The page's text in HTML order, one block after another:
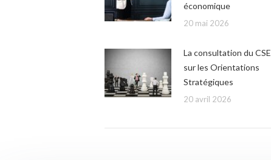
économique
20 mai 2026
La consultation du CSE
sur les Orientations
Stratégiques
20 avril 2026